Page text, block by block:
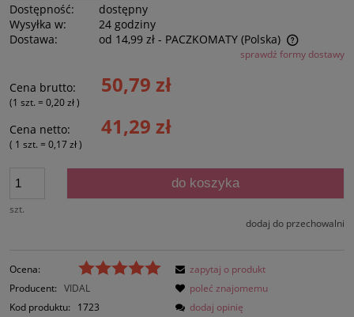
Dostępność:
dostępny
Wysyłka w:
24 godziny
Dostawa:
od 14,99 zł - PACZKOMATY(Polska)
Cena nie zawiera ewentualnych kosztów płatnościsprawdź formy dostawy
Cena brutto: 50,79 zł
(1 szt. = 0,20 zł)
Cena netto: 41,29 zł
( 1 szt. = 0,17 zł)
szt.
do koszyka
dodaj do przechowalni
Ocena:
Producent: VIDAL
Kod produktu:
1723
zapytaj o produkt
poleć znajomemu
dodaj opinię